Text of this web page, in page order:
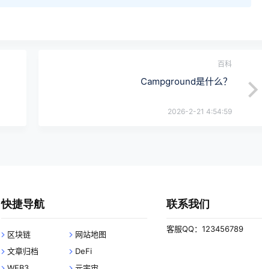
百科
Campground是什么？
2026-2-21 4:54:59
快捷导航
区块链
网站地图
文章归档
DeFi
联系我们
客服QQ：123456789